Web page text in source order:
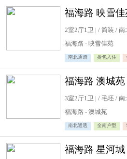
福海路 映雪
2室2厅1卫 | / 简装 / 南
福海路 - 映雪佳苑
南北通透 拎包入住
3室2厅1卫 | / 毛坯 / 南
福海路 - 澳城苑
南北通透 全南户型